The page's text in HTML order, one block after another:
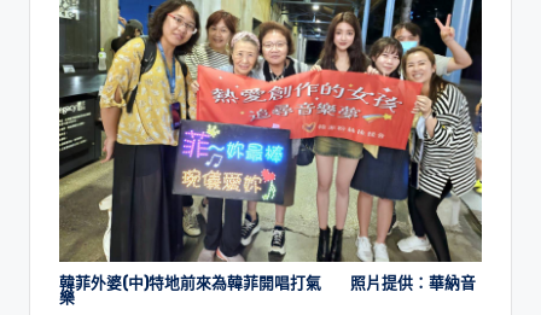
韓菲外婆(中)特地前來為韓菲開唱打氣 照片提供：華納音
樂